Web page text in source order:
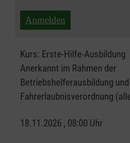
Anmelden
Kurs: Erste-Hilfe-Ausbildung
Anerkannt im Rahmen der
Betriebshelferausbildung und
Fahrerlaubnisverordnung
18.11.2026 , 08:00 Uhr